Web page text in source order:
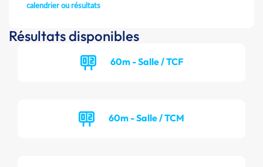
calendrier ou résultats
Résultats disponibles
60m - Salle / TCF
60m - Salle / TCM